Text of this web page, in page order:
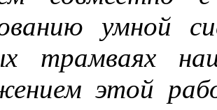
умной
трамваях
этой